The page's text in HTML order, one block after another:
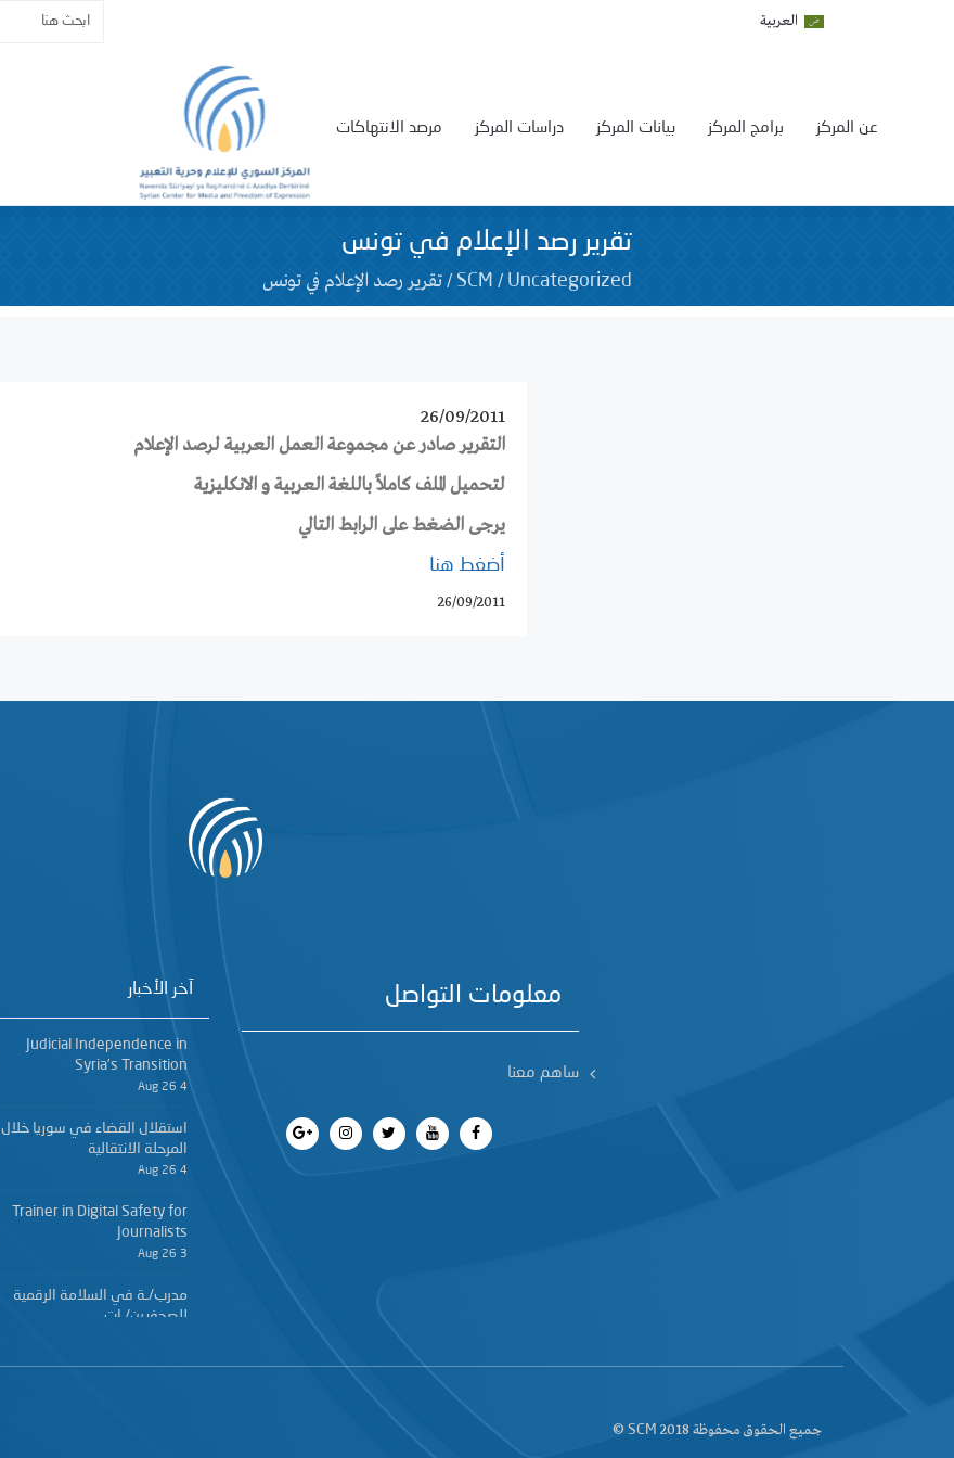
العربية
مرصد الانتهاكات دراسات المركز بيانات المركز برامج المركز عن المركز
تقرير رصد الإعلام في تونس
SCM / Uncategorized
/تقرير رصد الإعلام في تونس
26/09/2011
التقرير صادر عن مجموعة العمل العربية لرصد الإعلام
لتحميل الملف كاملاً باللغة العربية و الانكليزية
يرجى الضغط على الرابط التالي
أضغط هنا
26/09/2011
آخر الأخبار
Judicial Independence in
Syria’s Transition
4 Aug 26
استقلال القضاء في سوريا خلال
المرحلة الانتقالية
4 Aug 26
Trainer in Digital Safety for
Journalists
3 Aug 26
مدرب/ـة في السلامة الرقمية
للصحفيين/ـات
معلومات التواصل
ساهم معنا
جميع الحقوق محفوظة 2018 SCM
©